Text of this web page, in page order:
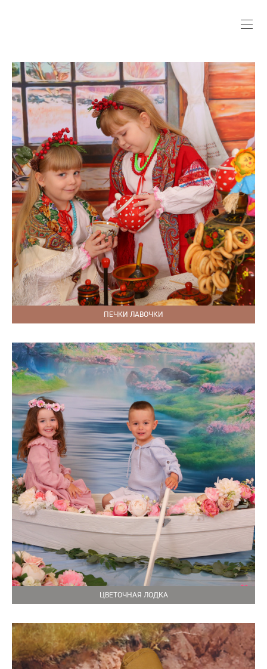
ПЕЧКИ ЛАВОЧКИ
ЦВЕТОЧНАЯ ЛОДКА